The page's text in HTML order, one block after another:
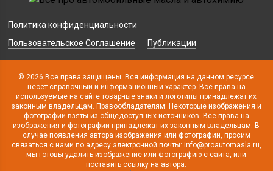
Политика конфиденциальности
Пользовательское Соглашение
Публикации
© 2026 Все права защищены. Вся информация на данном ресурсе
несёт справочный и информационный характер. Все права на
используемые на сайте товарные знаки и логотипы принадлежат их
законным владельцам. Правообладателям: Некоторые изображения и
фотографии взяты из общедоступных источников. Все права на
изображения и фотографии принадлежат их законным владельцам. В
случае появления автора изображения или фотографии, просим
связаться с нами по адресу электронной почты: info@proautomasla.ru,
мы готовы удалить изображение или фотографию с сайта, или
поставить ссылку на автора.